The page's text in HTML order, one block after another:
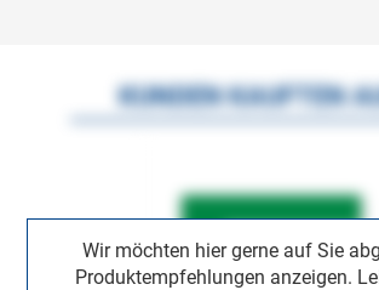
Wir möchten hier gerne auf Sie
Produktempfehlungen anzeigen.
KUNDEN KAUFTEN